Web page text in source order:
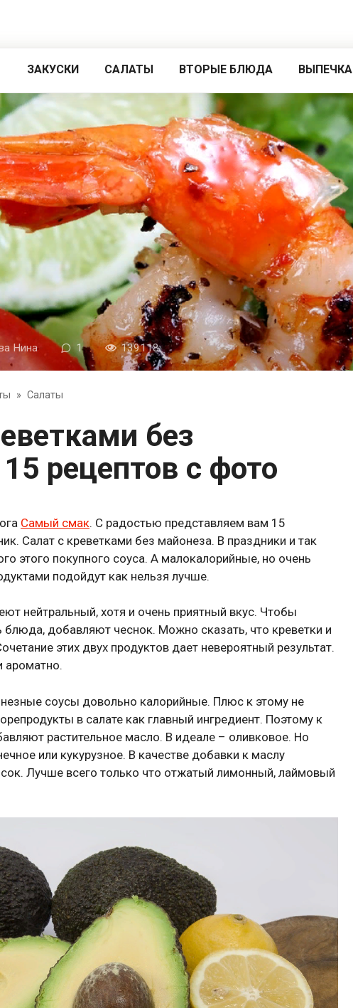
ЗАКУСКИ САЛАТЫ ВТОРЫЕ БЛЮДА ВЫПЕЧКА
Нина 1 139118
» Салаты
рецептов с фото
Самый смак. С радостью представляем вам 15
Салат с креветками без майонеза. В праздники и так
этого покупного соуса. А малокалорийные, но очень
подойдут как нельзя лучше.
нейтральный, хотя и очень приятный вкус. Чтобы
блюда, добавляют чеснок. Можно сказать, что креветки и
этих двух продуктов дает невероятный результат.
ароматно.
соусы довольно калорийные. Плюс к этому не
в салате как главный ингредиент. Поэтому к
растительное масло. В идеале – оливковое. Но
или кукурузное. В качестве добавки к маслу
сок. Лучше всего только что отжатый лимонный, лаймовый